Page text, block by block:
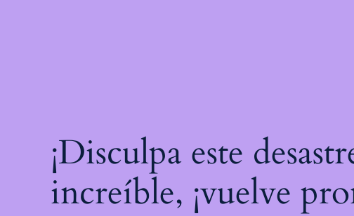
¡Disculpa este
increíble, ¡vuelve